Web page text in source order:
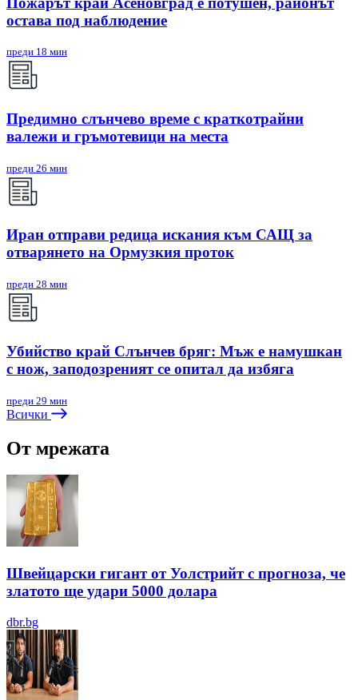
остава под наблюдение
преди 18 мин
Предимно слънчево време с краткотрайни
валежи и гръмотевици на места
преди 26 мин
Иран отправи редица искания към САЩ за
отварянето на Ормузкия проток
преди 28 мин
Убийство край Слънчев бряг: Мъж е намушкан
с нож, заподозреният се опитал да избяга
преди 29 мин
Всички
От мрежата
Швейцарски гигант от Уолстрийт с прогноза, че
златото ще удари 5000 долара
dbr.bg